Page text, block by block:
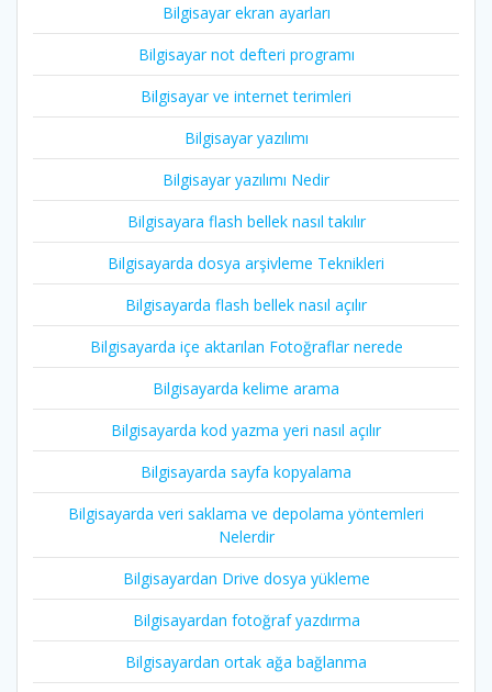
Bilgisayar ekran ayarları
Bilgisayar not defteri programı
Bilgisayar ve internet terimleri
Bilgisayar yazılımı
Bilgisayar yazılımı Nedir
Bilgisayara flash bellek nasıl takılır
Bilgisayarda dosya arşivleme Teknikleri
Bilgisayarda flash bellek nasıl açılır
Bilgisayarda içe aktarılan Fotoğraflar nerede
Bilgisayarda kelime arama
Bilgisayarda kod yazma yeri nasıl açılır
Bilgisayarda sayfa kopyalama
Bilgisayarda veri saklama ve depolama yöntemleri
Nelerdir
Bilgisayardan Drive dosya yükleme
Bilgisayardan fotoğraf yazdırma
Bilgisayardan ortak ağa bağlanma